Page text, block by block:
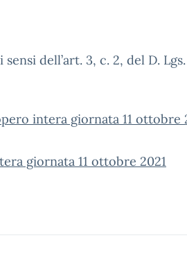
dell’art. 3, c. 2, del D.
intera giornata 11 ottobre
giornata 11 ottobre 2021